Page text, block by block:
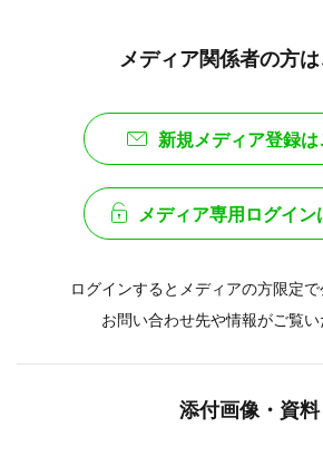
メディア関係者の方
新規メディア登録は
メディア専用ログイン
ログインするとメディアの方限定
お問い合わせ先や情報がご覧
添付画像・資料